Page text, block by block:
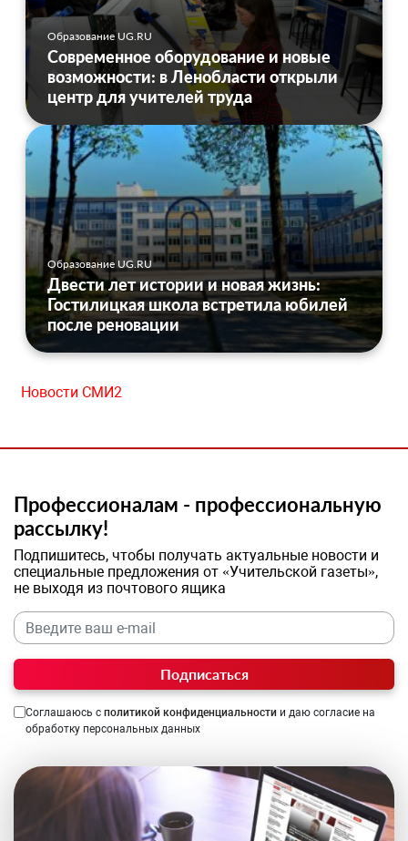
Образование UG.RU
Современное оборудование и новые
возможности: в Ленобласти открыли
центр для учителей труда
Образование UG.RU
Двести лет истории и новая жизнь:
Гостилицкая школа встретила юбилей
после реновации
Новости СМИ2
Профессионалам - профессиональную
рассылку!
Подпишитесь, чтобы получать актуальные новости и
специальные предложения от «Учительской газеты»,
не выходя из почтового ящика
Подписаться
Соглашаюсь с политикой конфиденциальности и даю согласие на
обработку персональных данных